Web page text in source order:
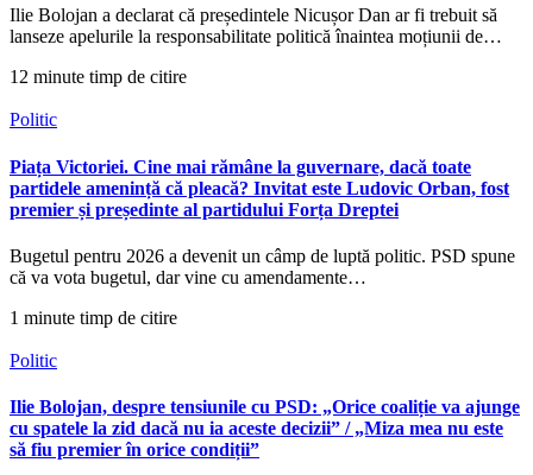
Ilie Bolojan a declarat că președintele Nicușor Dan ar fi trebuit să
lanseze apelurile la responsabilitate politică înaintea moțiunii de…
12 minute timp de citire
Politic
Piața Victoriei. Cine mai rămâne la guvernare, dacă toate
partidele amenință că pleacă? Invitat este Ludovic Orban, fost
premier și președinte al partidului Forța Dreptei
Bugetul pentru 2026 a devenit un câmp de luptă politic. PSD spune
că va vota bugetul, dar vine cu amendamente…
1 minute timp de citire
Politic
Ilie Bolojan, despre tensiunile cu PSD: „Orice coaliție va ajunge
cu spatele la zid dacă nu ia aceste decizii” / „Miza mea nu este
să fiu premier în orice condiții”